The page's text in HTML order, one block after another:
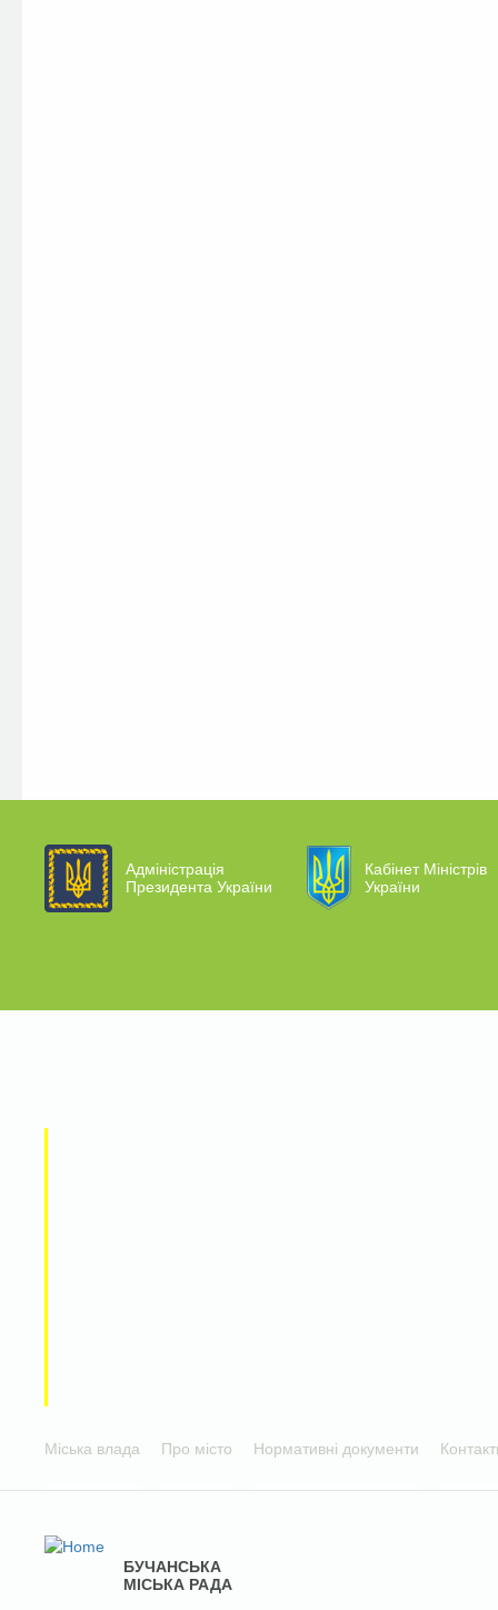
Адміністрація
Президента України
Кабінет Міністрів
України
Міська влада Про місто Нормативні документи
БУЧАНСЬКА
МІСЬКА РАДА